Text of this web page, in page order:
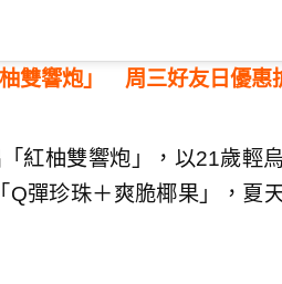
雙響炮」 周三好友日優惠
紅柚雙響炮」，以21歲輕
彈珍珠＋爽脆椰果」，夏